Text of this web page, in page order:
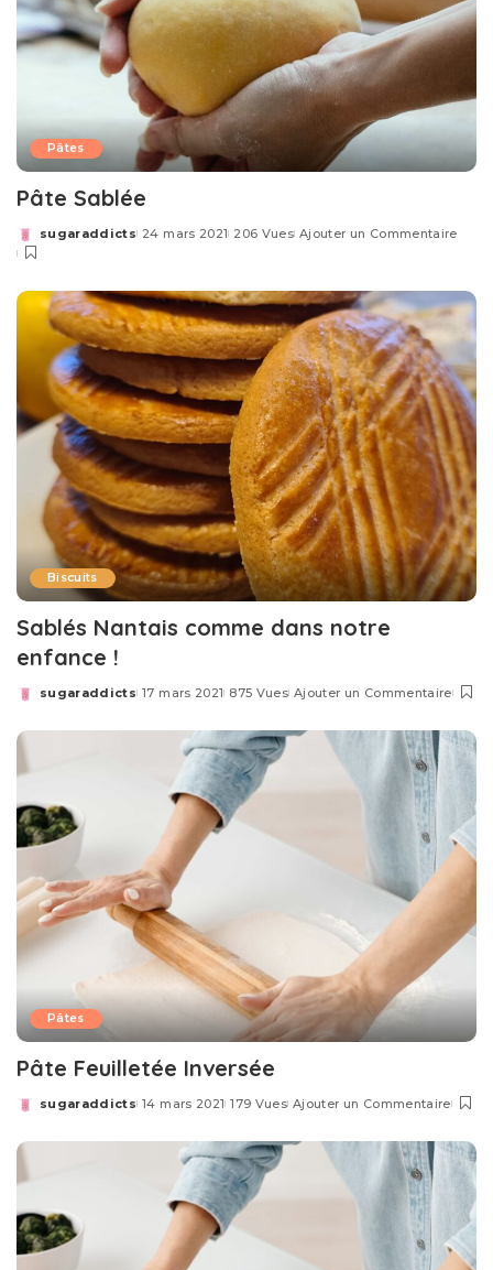
Pâtes
Pâte Sablée
Posted
by
sugaraddicts 24 mars 2021 206 Vues Ajouter un Commentaire
Biscuits
Sablés Nantais comme dans notre
enfance !
Posted
sugaraddicts 17 mars 2021 875 Vues Ajouter un Commentaire
Pâtes
Pâte Feuilletée Inversée
Posted
sugaraddicts 14 mars 2021 179 Vues Ajouter un Commentaire